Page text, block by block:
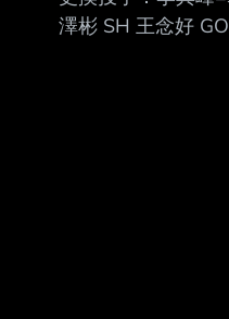
澤彬 SH 王念好